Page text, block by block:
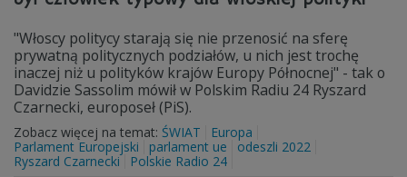
"Włoscy politycy starają się nie przenosić na sferę
prywatną politycznych podziałów, u nich jest trochę
inaczej niż u polityków krajów Europy Północnej" - tak o
Davidzie Sassolim mówił w Polskim Radiu 24 Ryszard
Czarnecki, europoseł (PiS).
Zobacz więcej na temat: ŚWIAT
Europa
Parlament Europejski
parlament ue
odeszli 2022
Ryszard Czarnecki
Polskie Radio 24